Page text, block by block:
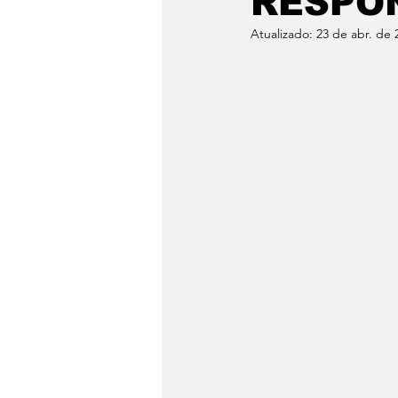
Atualizado: 23 de abr. de